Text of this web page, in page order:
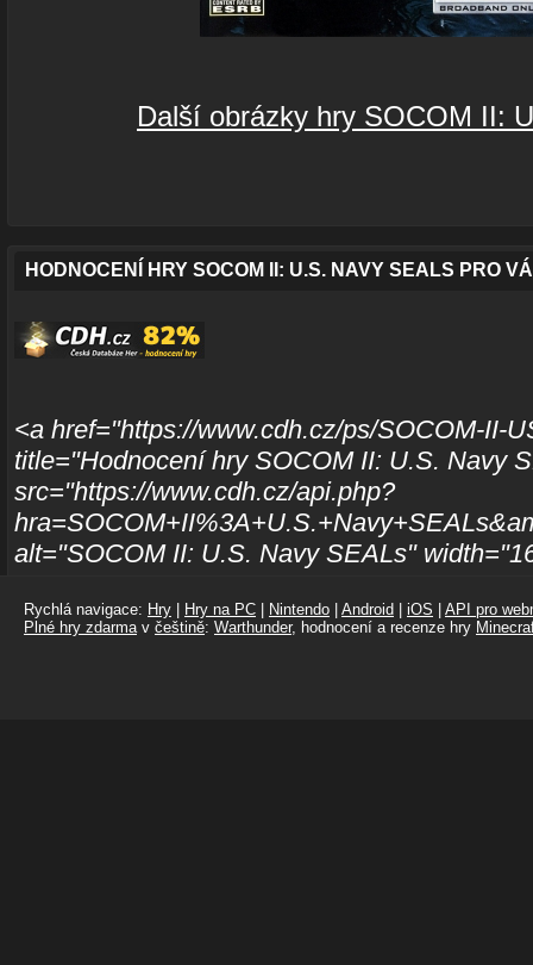
Další obrázky hry SOCOM II:
HODNOCENÍ HRY SOCOM II: U.S. NAVY SEALS PRO
<a href="https://www.cdh.cz/ps/SOCOM-II-
title="Hodnocení hry SOCOM II: U.S. Navy
src="https://www.cdh.cz/api.php?
alt="SOCOM II: U.S. Navy SEALs"
Rychlá navigace: Hry Hry na PC Nintendo Android iOS
API pro
Plné hry zdarma v češtině: Warthunder, hodnocení a recenze hry